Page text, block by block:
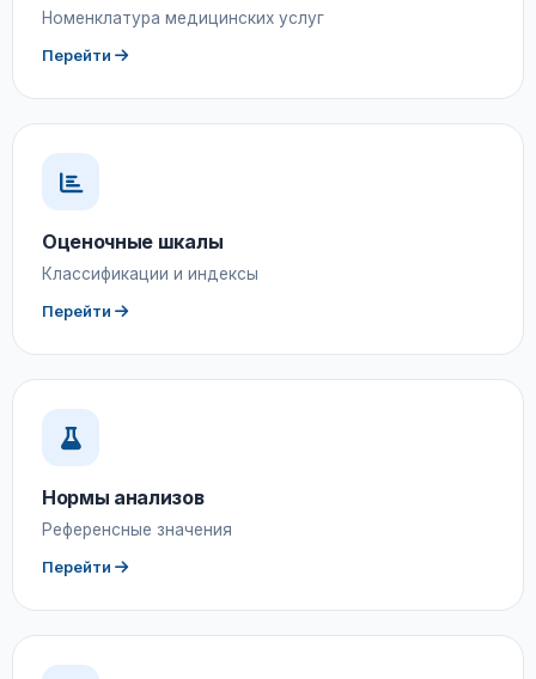
Номенклатура медицинских услуг
Перейти
Оценочные шкалы
Классификации и индексы
Перейти
Нормы анализов
Референсные значения
Перейти